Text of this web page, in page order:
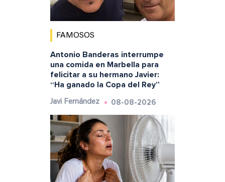
FAMOSOS
Antonio Banderas interrumpe
una comida en Marbella para
felicitar a su hermano Javier:
“Ha ganado la Copa del Rey”
Javi Fernández 08-08-2026